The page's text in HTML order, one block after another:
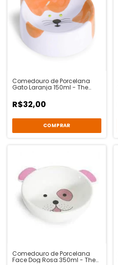
Comedouro de Porcelana
Gato Laranja 150ml - The
R$32,00
Comedouro de Porcelana
Face Dog Rosa 350ml - The